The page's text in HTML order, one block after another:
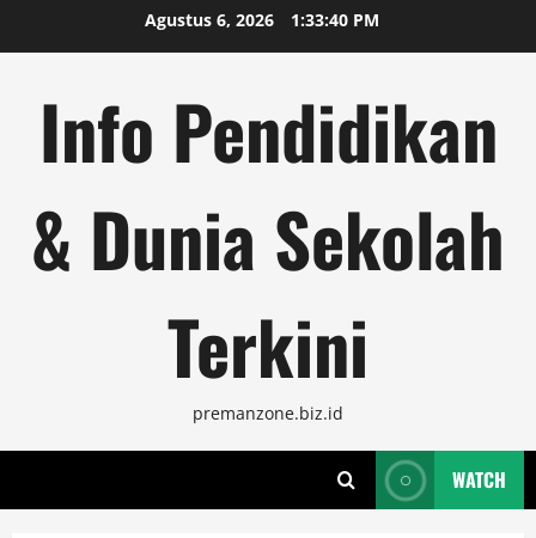
to
Agustus 6, 2026 1:33:41 PM
Info Pendidikan
& Dunia Sekolah
Terkini
premanzone.biz.id
WATCH